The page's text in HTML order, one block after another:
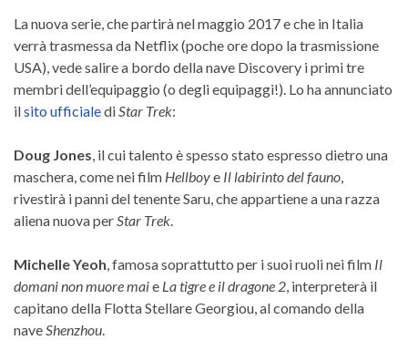
La nuova serie, che partirà nel maggio 2017 e che in Italia
verrà trasmessa da Netflix (poche ore dopo la trasmissione
USA), vede salire a bordo della nave Discovery i primi tre
membri dell’equipaggio (o degli equipaggi!). Lo ha annunciato
ilsito ufficialedi Star Trek:
Doug Jones , il cui talento è spesso stato espresso dietro una
maschera, come nei film Hellboye Il labirinto del fauno
rivestirà i panni del tenente Saru, che appartiene a una razza
aliena nuova per Star Trek
Michelle Yeoh , famosa soprattutto per i suoi ruoli nei film Il
domani non muore maie La tigre e il dragone 2 , interpreterà il
capitano della Flotta Stellare Georgiou, al comando della
nave Shenzhou